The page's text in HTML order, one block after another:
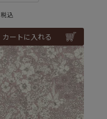
税込
カートに入れる